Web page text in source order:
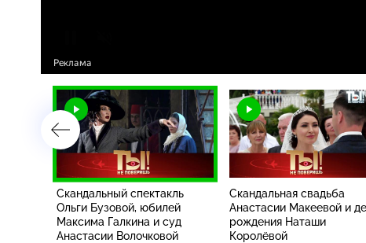
Скандальный спектакль
Ольги Бузовой, юбилей
Максима Галкина и суд
Анастасии Волочковой
Скандальная свадьба
Анастасии Макеевой и
рождения Наташи
Королёвой